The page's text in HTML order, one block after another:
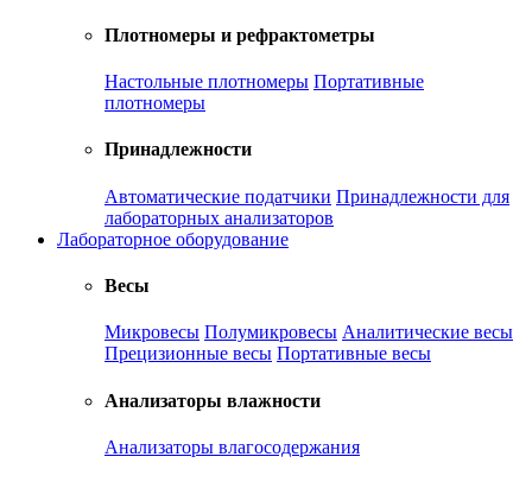
Плотномеры и рефрактометры
Настольные плотномеры Портативные
плотномеры
Принадлежности
Автоматические податчики Принадлежности для
лабораторных анализаторов
Лабораторное оборудование
Весы
Микровесы Полумикровесы Аналитические весы
Прецизионные весы Портативные весы
Анализаторы влажности
Анализаторы влагосодержания